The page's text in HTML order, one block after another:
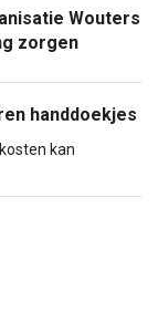
Wouters
zorgen
handdoekjes
kan